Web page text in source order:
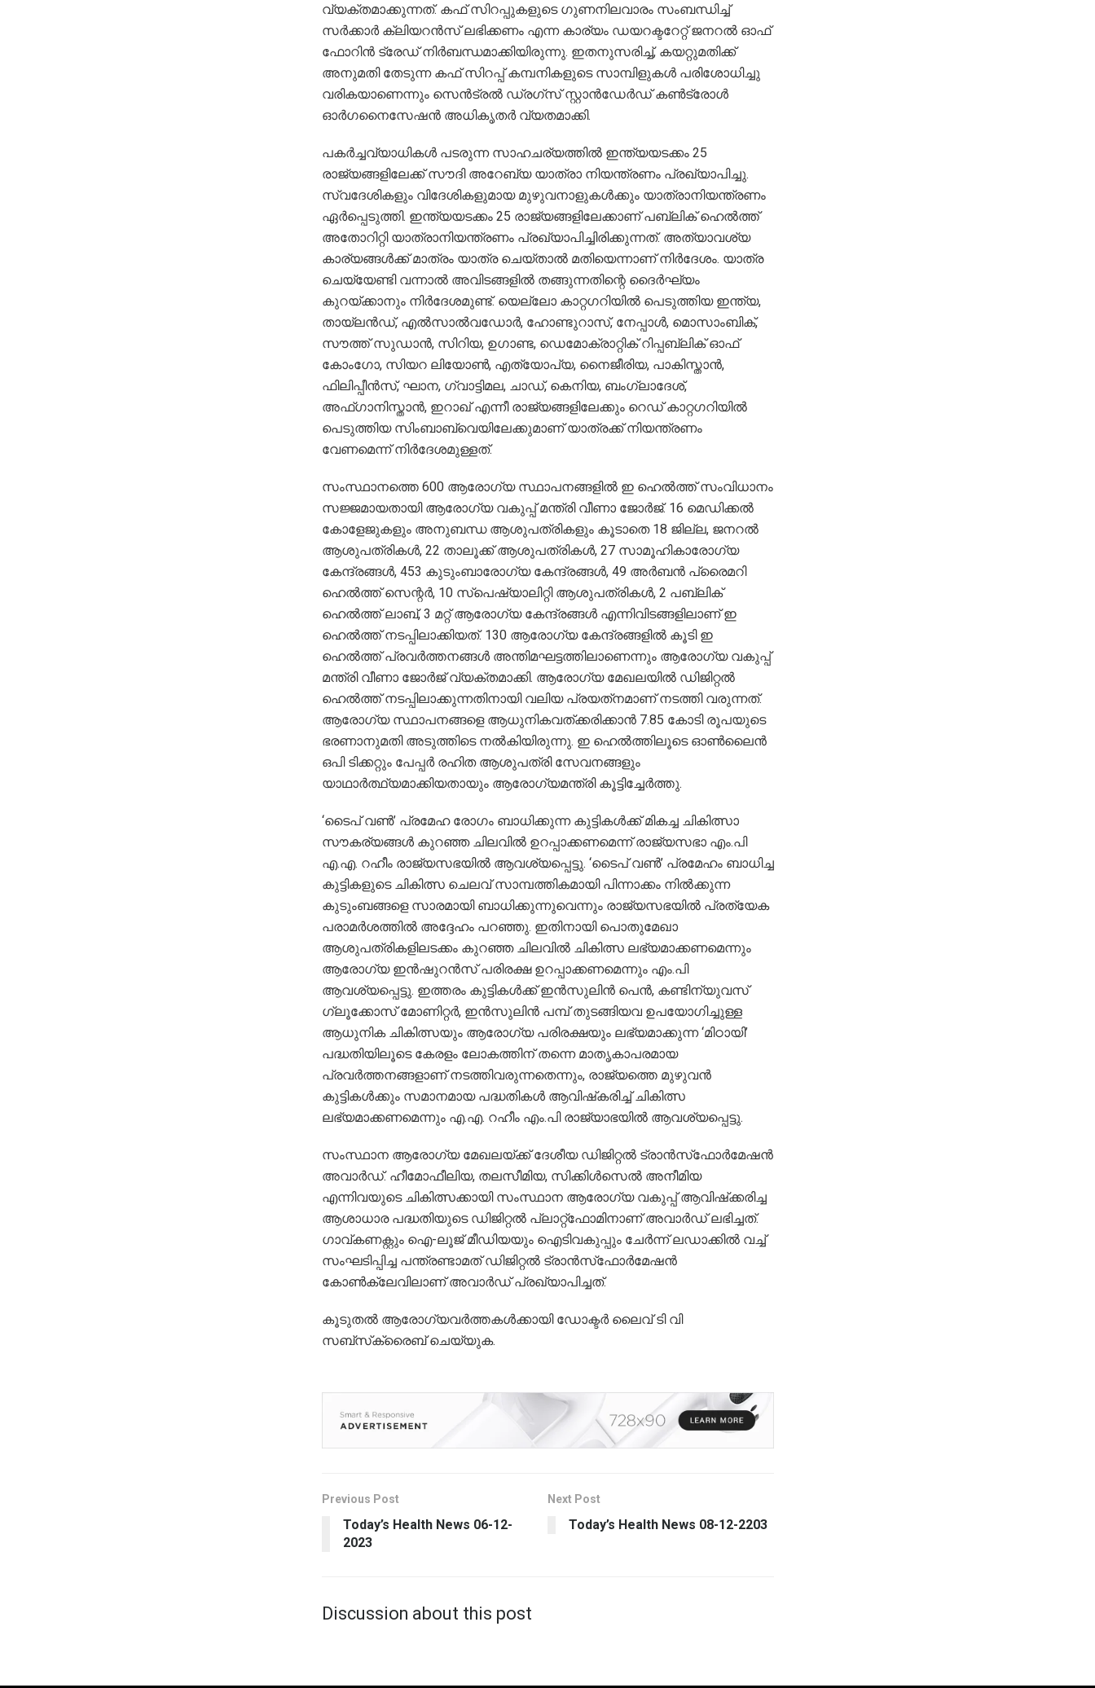
വ്യക്തമാക്കുന്നത്. കഫ് സിറപ്പുകളുടെ ഗുണനിലവാരം സംബന്ധിച്ച്
സര്‍ക്കാര്‍ ക്ലിയറന്‍സ് ലഭിക്കണം എന്ന കാര്യം ഡയറക്ടറേറ്റ് ജനറല്‍ ഓഫ്
ഫോറിന്‍ ട്രേഡ് നിര്‍ബന്ധമാക്കിയിരുന്നു. ഇതനുസരിച്ച്, കയറ്റുമതിക്ക്
അനുമതി തേടുന്ന കഫ് സിറപ്പ് കമ്പനികളുടെ സാമ്പിളുകള്‍ പരിശോധിച്ചു
വരികയാണെന്നും സെന്‍ട്രല്‍ ഡ്രഗ്സ് സ്റ്റാന്‍ഡേര്‍ഡ് കണ്‍ട്രോള്‍
ഓര്‍ഗനൈസേഷന്‍ അധികൃതര്‍ വ്യതമാക്കി.
പകര്‍ച്ചവ്യാധികള്‍ പടരുന്ന സാഹചര്യത്തില്‍ ഇന്ത്യയടക്കം 25
രാജ്യങ്ങളിലേക്ക് സൗദി അറേബ്യ യാത്രാ നിയന്ത്രണം പ്രഖ്യാപിച്ചു.
സ്വദേശികളും വിദേശികളുമായ മുഴുവനാളുകള്‍ക്കും യാത്രാനിയന്ത്രണം
ഏര്‍പ്പെടുത്തി. ഇന്ത്യയടക്കം 25 രാജ്യങ്ങളിലേക്കാണ് പബ്ലിക് ഹെല്‍ത്ത്
അതോറിറ്റി യാത്രാനിയന്ത്രണം പ്രഖ്യാപിച്ചിരിക്കുന്നത്. അത്യാവശ്യ
കാര്യങ്ങള്‍ക്ക് മാത്രം യാത്ര ചെയ്താല്‍ മതിയെന്നാണ് നിര്‍ദേശം. യാത്ര
ചെയ്യേണ്ടി വന്നാല്‍ അവിടങ്ങളില്‍ തങ്ങുന്നതിന്റെ ദൈര്‍ഘ്യം
കുറയ്ക്കാനും നിര്‍ദേശമുണ്ട്. യെല്ലോ കാറ്റഗറിയില്‍ പെടുത്തിയ ഇന്ത്യ,
തായ്‌ലന്‍ഡ്, എല്‍സാല്‍വഡോര്‍, ഹോണ്ടുറാസ്, നേപ്പാള്‍, മൊസാംബിക്,
സൗത്ത് സുഡാന്‍, സിറിയ, ഉഗാണ്ട, ഡെമോക്രാറ്റിക് റിപ്പബ്ലിക് ഓഫ്
കോംഗോ, സിയറ ലിയോണ്‍, എത്യോപ്യ, നൈജീരിയ, പാകിസ്താന്‍,
ഫിലിപ്പീന്‍സ്, ഘാന, ഗ്വാട്ടിമല, ചാഡ്, കെനിയ, ബംഗ്ലാദേശ്,
അഫ്ഗാനിസ്താന്‍, ഇറാഖ് എന്നീ രാജ്യങ്ങളിലേക്കും റെഡ് കാറ്റഗറിയില്‍
പെടുത്തിയ സിംബാബ്വെയിലേക്കുമാണ് യാത്രക്ക് നിയന്ത്രണം
വേണമെന്ന് നിര്‍ദേശമുള്ളത്.
സംസ്ഥാനത്തെ 600 ആരോഗ്യ സ്ഥാപനങ്ങളില്‍ ഇ ഹെല്‍ത്ത് സംവിധാനം
സജ്ജമായതായി ആരോഗ്യ വകുപ്പ് മന്ത്രി വീണാ ജോര്‍ജ്. 16 മെഡിക്കല്‍
കോളേജുകളും അനുബന്ധ ആശുപത്രികളും കൂടാതെ 18 ജില്ല, ജനറല്‍
ആശുപത്രികള്‍, 22 താലൂക്ക് ആശുപത്രികള്‍, 27 സാമൂഹികാരോഗ്യ
കേന്ദ്രങ്ങള്‍, 453 കുടുംബാരോഗ്യ കേന്ദ്രങ്ങള്‍, 49 അര്‍ബന്‍ പ്രൈമറി
ഹെല്‍ത്ത് സെന്റര്‍, 10 സ്‌പെഷ്യാലിറ്റി ആശുപത്രികള്‍, 2 പബ്ലിക്
ഹെല്‍ത്ത് ലാബ്, 3 മറ്റ് ആരോഗ്യ കേന്ദ്രങ്ങള്‍ എന്നിവിടങ്ങളിലാണ് ഇ
ഹെല്‍ത്ത് നടപ്പിലാക്കിയത്. 130 ആരോഗ്യ കേന്ദ്രങ്ങളില്‍ കൂടി ഇ
ഹെല്‍ത്ത് പ്രവര്‍ത്തനങ്ങള്‍ അന്തിമഘട്ടത്തിലാണെന്നും ആരോഗ്യ വകുപ്പ്
മന്ത്രി വീണാ ജോര്‍ജ് വ്യക്തമാക്കി. ആരോഗ്യ മേഖലയില്‍ ഡിജിറ്റല്‍
ഹെല്‍ത്ത് നടപ്പിലാക്കുന്നതിനായി വലിയ പ്രയത്‌നമാണ് നടത്തി വരുന്നത്.
ആരോഗ്യ സ്ഥാപനങ്ങളെ ആധുനികവത്ക്കരിക്കാന്‍ 7.85 കോടി രൂപയുടെ
ഭരണാനുമതി അടുത്തിടെ നല്‍കിയിരുന്നു. ഇ ഹെല്‍ത്തിലൂടെ ഓണ്‍ലൈന്‍
ഒപി ടിക്കറ്റും പേപ്പര്‍ രഹിത ആശുപത്രി സേവനങ്ങളും
യാഥാര്‍ത്ഥ്യമാക്കിയതായും ആരോഗ്യമന്ത്രി കൂട്ടിച്ചേര്‍ത്തു.
‘ടൈപ് വണ്‍’ പ്രമേഹ രോഗം ബാധിക്കുന്ന കുട്ടികള്‍ക്ക് മികച്ച ചികിത്സാ
സൗകര്യങ്ങള്‍ കുറഞ്ഞ ചിലവില്‍ ഉറപ്പാക്കണമെന്ന് രാജ്യസഭാ എം.പി
എ.എ. റഹീം രാജ്യസഭയില്‍ ആവശ്യപ്പെട്ടു. ‘ടൈപ് വണ്‍’ പ്രമേഹം ബാധിച്ച
കുട്ടികളുടെ ചികിത്സ ചെലവ് സാമ്പത്തികമായി പിന്നാക്കം നില്‍ക്കുന്ന
കുടുംബങ്ങളെ സാരമായി ബാധിക്കുന്നുവെന്നും രാജ്യസഭയില്‍ പ്രത്യേക
പരാമര്‍ശത്തില്‍ അദ്ദേഹം പറഞ്ഞു. ഇതിനായി പൊതുമേഖാ
ആശുപത്രികളിലടക്കം കുറഞ്ഞ ചിലവില്‍ ചികിത്സ ലഭ്യമാക്കണമെന്നും
ആരോഗ്യ ഇന്‍ഷുറന്‍സ് പരിരക്ഷ ഉറപ്പാക്കണമെന്നും എം.പി
ആവശ്യപ്പെട്ടു. ഇത്തരം കുട്ടികള്‍ക്ക് ഇന്‍സുലിന്‍ പെന്‍, കണ്ടിന്യുവസ്
ഗ്ലൂക്കോസ് മോണിറ്റര്‍, ഇന്‍സുലിന്‍ പമ്പ് തുടങ്ങിയവ ഉപയോഗിച്ചുള്ള
ആധുനിക ചികിത്സയും ആരോഗ്യ പരിരക്ഷയും ലഭ്യമാക്കുന്ന ‘മിഠായി’
പദ്ധതിയിലൂടെ കേരളം ലോകത്തിന് തന്നെ മാതൃകാപരമായ
പ്രവര്‍ത്തനങ്ങളാണ് നടത്തിവരുന്നതെന്നും, രാജ്യത്തെ മുഴുവന്‍
കുട്ടികള്‍ക്കും സമാനമായ പദ്ധതികള്‍ ആവിഷ്‌കരിച്ച് ചികിത്സ
ലഭ്യമാക്കണമെന്നും എ.എ. റഹീം എം.പി രാജ്യാഭയില്‍ ആവശ്യപ്പെട്ടു.
സംസ്ഥാന ആരോഗ്യ മേഖലയ്ക്ക് ദേശീയ ഡിജിറ്റല്‍ ട്രാന്‍സ്‌ഫോര്‍മേഷന്‍
അവാര്‍ഡ്. ഹീമോഫീലിയ, തലസീമിയ, സിക്കിള്‍സെല്‍ അനീമിയ
എന്നിവയുടെ ചികിത്സക്കായി സംസ്ഥാന ആരോഗ്യ വകുപ്പ് ആവിഷ്‌ക്കരിച്ച
ആശാധാര പദ്ധതിയുടെ ഡിജിറ്റല്‍ പ്ലാറ്റ്‌ഫോമിനാണ് അവാര്‍ഡ് ലഭിച്ചത്.
ഗാവ്കണക്റ്റും ഐ-ലൂജ് മീഡിയയും ഐടിവകുപ്പും ചേര്‍ന്ന് ലഡാക്കില്‍ വച്ച്
സംഘടിപ്പിച്ച പന്ത്രണ്ടാമത് ഡിജിറ്റല്‍ ട്രാന്‍സ്‌ഫോര്‍മേഷന്‍
കോണ്‍ക്ലേവിലാണ് അവാര്‍ഡ് പ്രഖ്യാപിച്ചത്.
കൂടുതല്‍ ആരോഗ്യവര്‍ത്തകള്‍ക്കായി ഡോക്ടര്‍ ലൈവ് ടി വി
സബ്‌സ്‌ക്രൈബ് ചെയ്യുക.
Previous Post
Today’s Health News 06-12-
2023
Next Post
Today’s Health News 08-12-2203
Discussion about this post